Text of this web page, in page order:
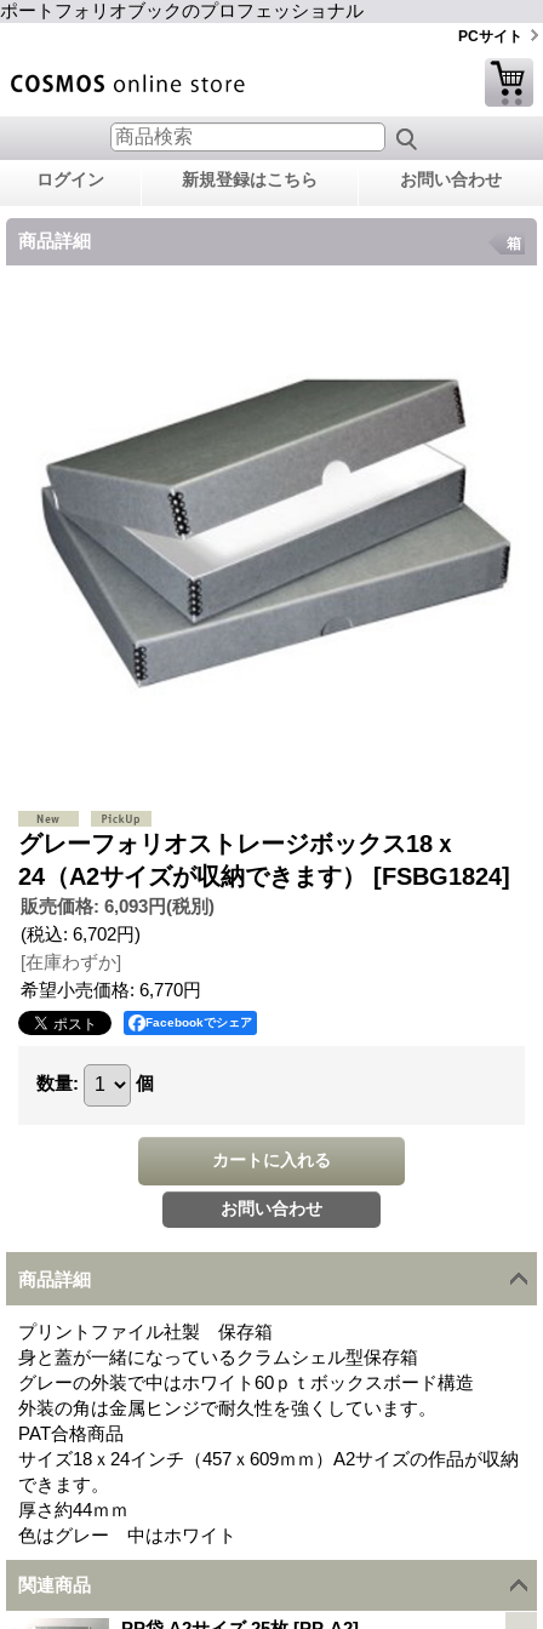
ポートフォリオブックのプロフェッショナル
PCサイト
ログイン 新規登録はこちら お問い合わせ
商品詳細 箱
グレーフォリオストレージボックス18ｘ
24（A2サイズが収納できます） [FSBG1824]
販売価格: 6,093円(税別)
(税込: 6,702円)
[在庫わずか]
希望小売価格: 6,770円
Facebookでシェア
数量: 個
商品詳細
プリントファイル社製 保存箱
身と蓋が一緒になっているクラムシェル型保存箱
グレーの外装で中はホワイト60ｐｔボックスボード構造
外装の角は金属ヒンジで耐久性を強くしています。
PAT合格商品
サイズ18ｘ24インチ（457ｘ609ｍｍ）A2サイズの作品が収納
できます。
厚さ約44ｍｍ
色はグレー 中はホワイト
関連商品